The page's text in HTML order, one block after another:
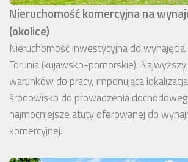
Nieruchomość komercyjna na
(okolice)
Nieruchomość inwestycyjna do
Torunia (kujawsko-pomorskie).
warunków do pracy, imponująca
środowisko do prowadzenia
najmocniejsze atuty oferowanej do
komercyjnej.